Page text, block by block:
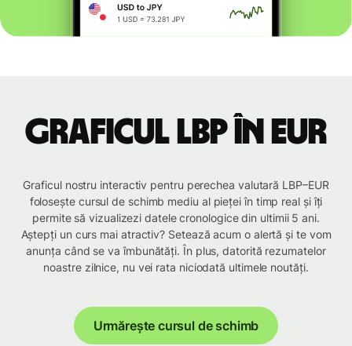
Graficul LBP în EUR
Graficul nostru interactiv pentru perechea valutară LBP–EUR
folosește cursul de schimb mediu al pieței în timp real și îți
permite să vizualizezi datele cronologice din ultimii 5 ani.
Aștepți un curs mai atractiv? Setează acum o alertă și te vom
anunța când se va îmbunătăți. În plus, datorită rezumatelor
noastre zilnice, nu vei rata niciodată ultimele noutăți.
Urmărește cursul de schimb